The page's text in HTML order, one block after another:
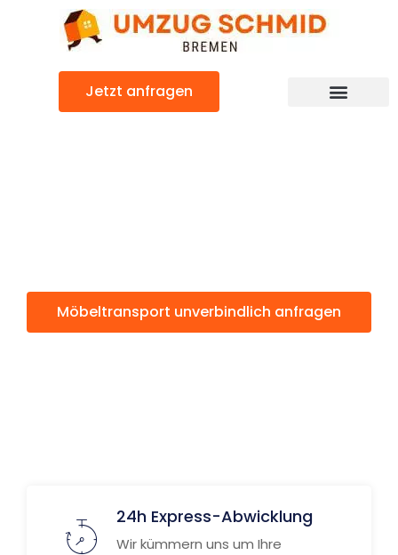
Jetzt anfragen
Möbeltransport unverbindlich anfragen
24h Express-Abwicklung
Wir kümmern uns um Ihre